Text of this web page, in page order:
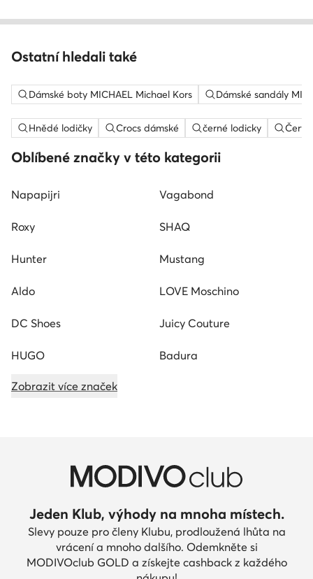
Ostatní hledali také
Dámské boty MICHAEL Michael Kors Dámské sandály
Hnědé lodičky Crocs dámské černé lodicky
Oblíbené značky v této kategorii
Napapijri Vagabond
Roxy SHAQ
Hunter Mustang
Aldo LOVE Moschino
DC Shoes Juicy Couture
HUGO Badura
Zobrazit více značek
Jeden Klub, výhody na mnoha místech.
Slevy pouze pro členy Klubu, prodloužená lhůta na
vrácení a mnoho dalšího. Odemkněte si
MODIVOclub GOLD a získejte cashback z každého